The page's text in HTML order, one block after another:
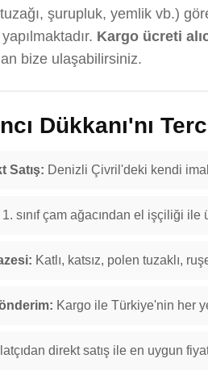
şurupluk, yemlik vb.)
yapılmaktadır. Kargo ücreti
bize ulaşabilirsiniz.
Dükkanı'nı
Satış: Denizli Çivril'deki kendi
1. sınıf çam ağacından el işçiliği ile
Katlı, katsız, polen tuzaklı,
Kargo ile Türkiye'nin her
direkt satış ile en uygun